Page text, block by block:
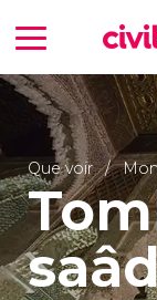
Que voir